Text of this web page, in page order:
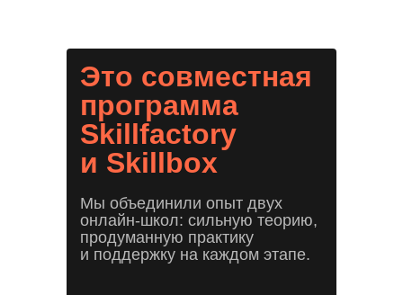
Это совместная
программа
Skillfactory
и Skillbox
Мы объединили опыт двух
онлайн-школ: сильную теорию,
продуманную практику
и поддержку на каждом этапе.